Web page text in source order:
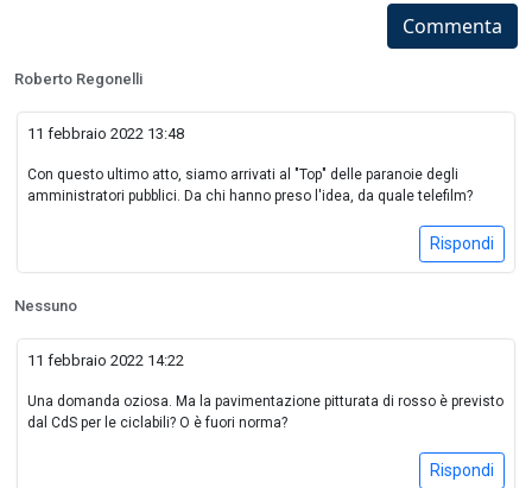
Commenta
Roberto Regonelli
11 febbraio 2022 13:48
Con questo ultimo atto, siamo arrivati al "Top" delle paranoie degli
amministratori pubblici. Da chi hanno preso l'idea, da quale telefilm?
Rispondi
Nessuno
11 febbraio 2022 14:22
Una domanda oziosa. Ma la pavimentazione pitturata di rosso è previsto
dal CdS per le ciclabili? O è fuori norma?
Rispondi